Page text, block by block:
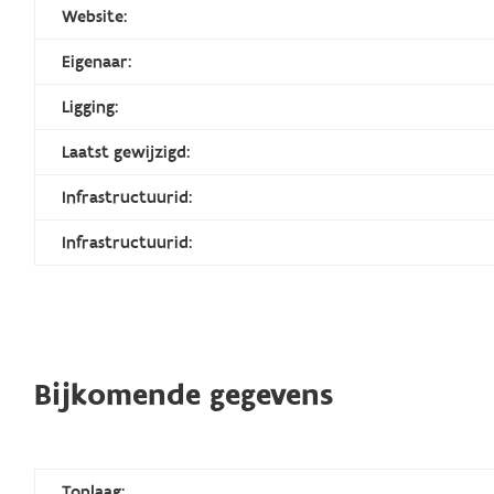
Website:
Eigenaar:
Ligging:
Laatst gewijzigd:
Infrastructuurid:
Infrastructuurid:
Bijkomende gegevens